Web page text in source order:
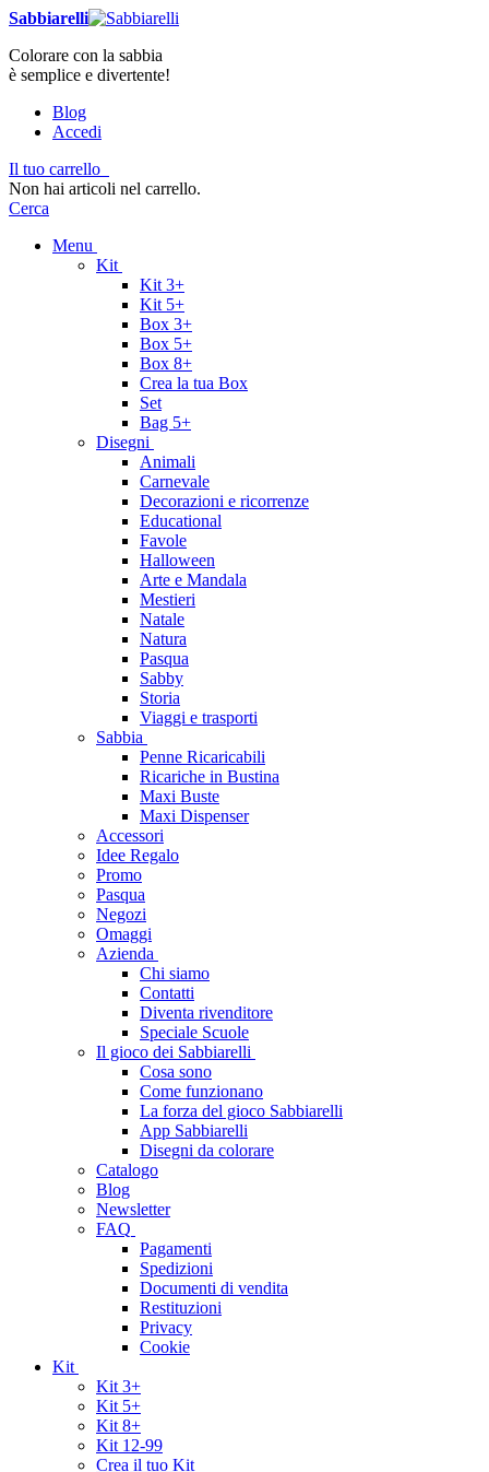
Sabbiarelli
Colorare con la sabbia
è semplice e divertente!
Blog
Accedi
Il tuo carrello
Non hai articoli nel carrello.
Cerca
Menu
Kit
Kit 3+
Kit 5+
Box 3+
Box 5+
Box 8+
Crea la tua Box
Set
Bag 5+
Disegni
Animali
Carnevale
Decorazioni e ricorrenze
Educational
Favole
Halloween
Arte e Mandala
Mestieri
Natale
Natura
Pasqua
Sabby
Storia
Viaggi e trasporti
Sabbia
Penne Ricaricabili
Ricariche in Bustina
Maxi Buste
Maxi Dispenser
Accessori
Idee Regalo
Promo
Pasqua
Negozi
Omaggi
Azienda
Chi siamo
Contatti
Diventa rivenditore
Speciale Scuole
Il gioco dei Sabbiarelli
Cosa sono
Come funzionano
La forza del gioco Sabbiarelli
App Sabbiarelli
Disegni da colorare
Catalogo
Blog
Newsletter
FAQ
Pagamenti
Spedizioni
Documenti di vendita
Restituzioni
Privacy
Cookie
Kit
Kit 3+
Kit 5+
Kit 8+
Kit 12-99
Crea il tuo Kit